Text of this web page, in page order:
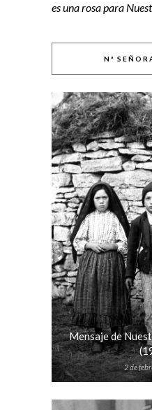
es una rosa para
Nª
Mensaje de
2 de